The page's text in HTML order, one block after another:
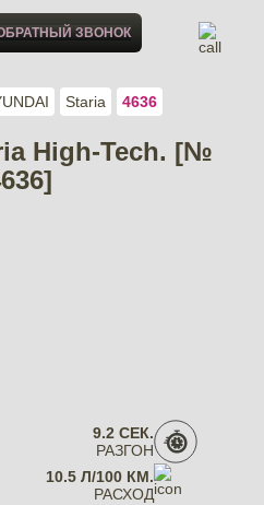
Staria 4636
High-Tech. [№
9.2 СЕК.
РАЗГОН
10.5 Л/100 КМ.
РАСХОД
ЗВОНОК